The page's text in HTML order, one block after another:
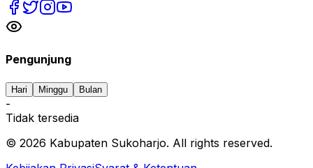
Pengunjung
Hari Minggu Bulan
-
Tidak tersedia
© 2026 Kabupaten Sukoharjo. All rights reserved.